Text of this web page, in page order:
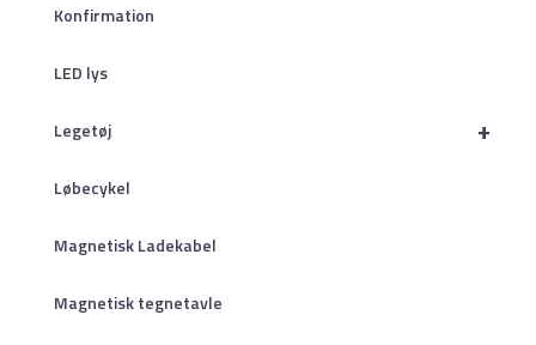
Konfirmation
LED lys
+
Legetøj
Løbecykel
Magnetisk Ladekabel
Magnetisk tegnetavle